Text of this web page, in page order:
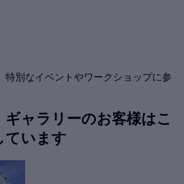
特別なイベントやワークショップに参
ャラリーのお客様はこ
ています